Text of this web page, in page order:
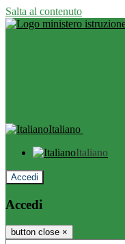
Salta al contenuto
Italiano
Italiano
Accedi
Accedi
button close ×